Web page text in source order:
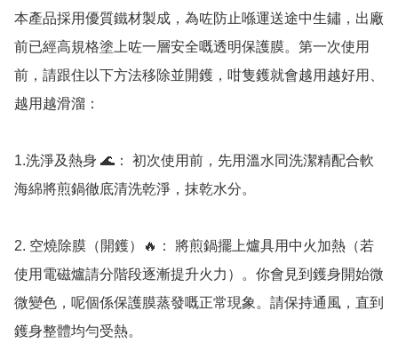
本產品採用優質鐵材製成，為咗防止喺運送途中生鏽，出廠
前已經高規格塗上咗一層安全嘅透明保護膜。第一次使用
前，請跟住以下方法移除並開鑊，咁隻鑊就會越用越好用、
越用越滑溜：
1.洗淨及熱身 🌊： 初次使用前，先用溫水同洗潔精配合軟
海綿將煎鍋徹底清洗乾淨，抹乾水分。
2. 空燒除膜（開鑊）🔥： 將煎鍋擺上爐具用中火加熱（若
使用電磁爐請分階段逐漸提升火力）。你會見到鑊身開始微
微變色，呢個係保護膜蒸發嘅正常現象。請保持通風，直到
鑊身整體均勻受熱。